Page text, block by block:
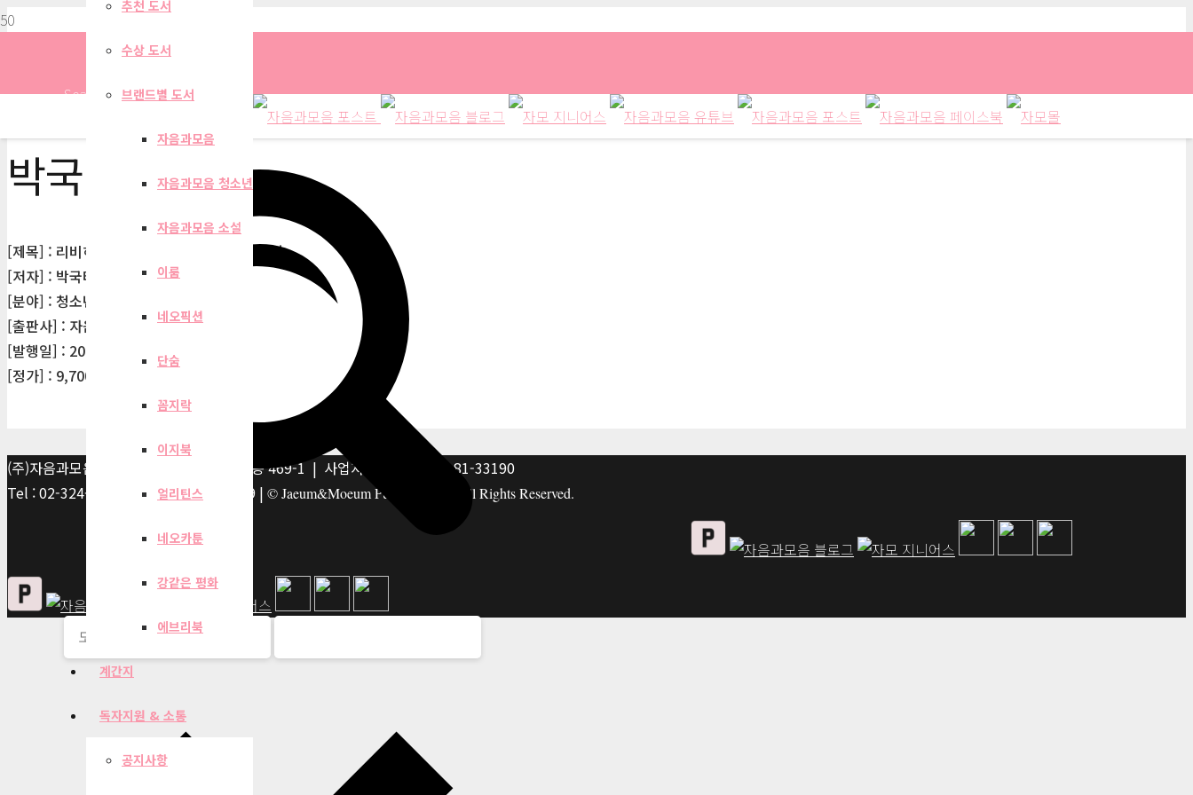
Search
추천 도서
수상 도서
브랜드별 도서
자음과모음
자음과모음 청소년
자음과모음 소설
이룸
네오픽션
단숨
꼼지락
이지북
얼리틴스
네오카툰
강같은 평화
에브리북
계간지
독자지원 & 소통
공지사항
박국태
[제목] : 리비히가 들려주는 탄소 화합물 이야기
[저자] : 박국태
[분야] : 청소년
[출판사] : 자음과모음
[발행일] : 2010-12-27
[정가] : 9,700원
(주)자음과모음 | 10881 경기 파주시 서패동 469-1 | 사업자등록번호: 117-81-33190
Tel : 02-324-2347 | Fax : 02-6959-8459 | © Jaeum&Moeum Publishing co. All Rights Reserved.